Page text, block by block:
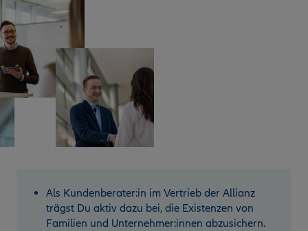
Als Kundenberater:in im Vertrieb der Allianz
trägst Du aktiv dazu bei, die Existenzen von
Familien und Unternehmer:innen abzusichern.